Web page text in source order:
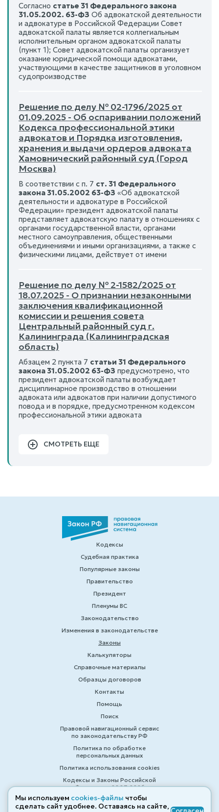
Согласно статье 31 Федерального закона
31.05.2002. 63-ФЗ Об адвокатской деятельности
и адвокатуре в Российской Федерации Совет
адвокатской палаты является коллегиальным
исполнительным органом адвокатской палаты
(пункт 1); Совет адвокатской палаты организует
оказание юридической помощи адвокатами,
участвующими в качестве защитников в уголовном
судопроизводстве
Решение по делу № 02-1796/2025 от
01.09.2025 - Об оспаривании положений
Кодекса профессиональной этики
адвокатов и Порядка изготовления,
хранения и выдачи ордеров адвоката
Хамовнический районный суд (Город
Москва)
В соответствии с п. 7 ст. 31 Федерального
закона 31.05.2002 63-ФЗ «Об адвокатской
деятельности и адвокатуре в Российской
Федерации» президент адвокатской палаты
представляет адвокатскую палату в отношениях с
органами государственной власти, органами
местного самоуправления, общественными
объединениями и иными организациями, а также с
физическими лицами, действует от имени
Решение по делу № 2-1582/2025 от
18.07.2025 - О признании незаконными
заключения квалификационной
комиссии и решения совета
Центральный районный суд г.
Калининграда (Калининградская
область)
Абзацем 2 пункта 7 статьи 31 Федерального
закона 31.05.2002 63-ФЗ предусмотрено, что
президент адвокатской палаты возбуждает
дисциплинарное производство в отношении
адвоката или адвокатов при наличии допустимого
повода и в порядке, предусмотренном кодексом
профессиональной этики адвоката
СМОТРЕТЬ ЕЩЕ
Кодексы
Судебная практика
Популярные законы
Правительство
Президент
Пленумы ВС
Законодательство
Изменения в законодательстве
Законы
Калькуляторы
Справочные материалы
Образцы договоров
Контакты
Помощь
Поиск
Правовой навигационный сервис
по законодательству РФ
Политика по обработке
персональных данных
Политика использования cookies
Кодексы и Законы Российской
Федерации 2007-2026
Мы используем cookies-файлы чтобы
сделать сайт удобнее. Оставаясь на сайте,